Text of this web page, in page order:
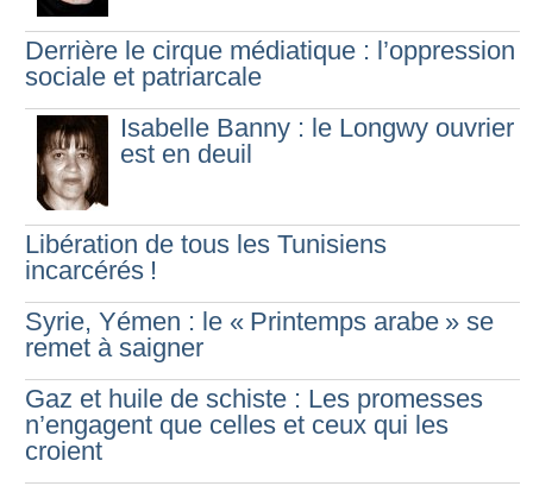
Derrière le cirque médiatique : l’oppression
sociale et patriarcale
Isabelle Banny : le Longwy ouvrier
est en deuil
Libération de tous les Tunisiens
incarcérés !
Syrie, Yémen : le « Printemps arabe » se
remet à saigner
Gaz et huile de schiste : Les promesses
n’engagent que celles et ceux qui les
croient